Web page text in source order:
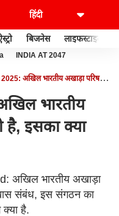
बिजनेस लाइफस्टाइल
INDIA AT 2047
अखिल भारतीय अखाड़ा परिषद्
भारतीय
है, इसका क्या
अखिल भारतीय अखाड़ा
संबंध, इस संगठन का
है.